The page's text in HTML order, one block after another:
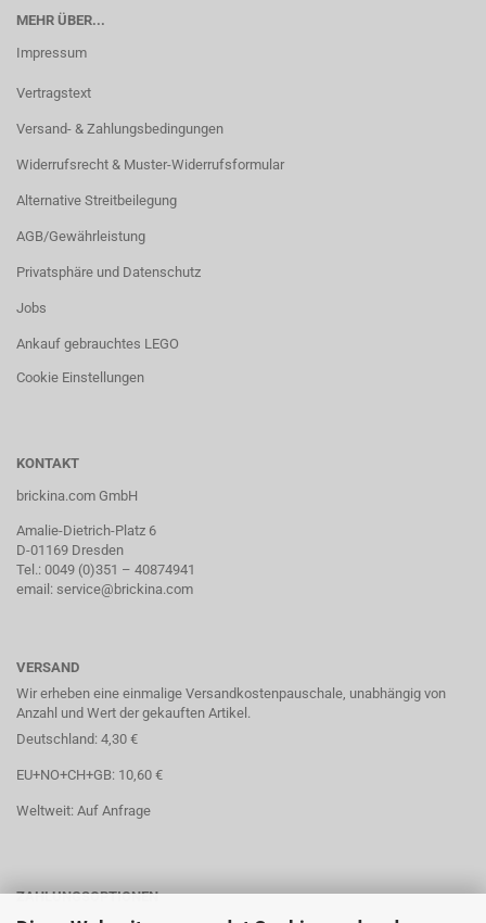
MEHR ÜBER...
Impressum
Vertragstext
Versand- & Zahlungsbedingungen
Widerrufsrecht & Muster-Widerrufsformular
Alternative Streitbeilegung
AGB/Gewährleistung
Privatsphäre und Datenschutz
Jobs
Ankauf gebrauchtes LEGO
Cookie Einstellungen
KONTAKT
brickina.com GmbH
Amalie-Dietrich-Platz 6
D-01169 Dresden
Tel.: 0049 (0)351 – 40874941
email: service@brickina.com
VERSAND
Wir erheben eine einmalige Versandkostenpauschale, unabhängig von
Anzahl und Wert der gekauften Artikel.
Deutschland: 4,30 €
EU+NO+CH+GB: 10,60 €
Weltweit: Auf Anfrage
ZAHLUNGSOPTIONEN